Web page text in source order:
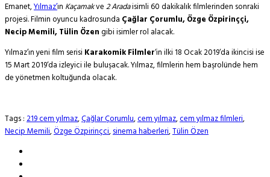
Emanet,Yılmaz’ın Kaçamakve2 Aradaisimli 60 dakikalık filmlerinden sonraki
projesi. Filmin oyuncu kadrosunda Çağlar Çorumlu, Özge Özpirinççi,
Necip Memili, Tülin Özen gibi isimler rol alacak.
Yılmaz’ın yeni film serisi Karakomik Filmler‘in ilki 18 Ocak 2019‘da ikincisi ise
15 Mart 2019‘da izleyici ile buluşacak. Yılmaz, filmlerin hem başrolünde hem
de yönetmen koltuğunda olacak.
Tags :219 cem yılmaz,Çağlar Çorumlu,cem yılmaz,cem yılmaz filmleri,
Necip Memili,Özge Özpirinçci,sinema haberleri,Tülin Özen